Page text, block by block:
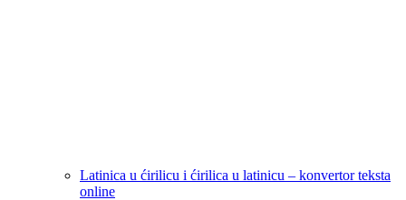
Latinica u ćirilicu i ćirilica u latinicu – konvertor teksta
online